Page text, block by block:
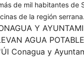
de mil habitantes de
de la región serrana.
Y
AGUA
Conagua y